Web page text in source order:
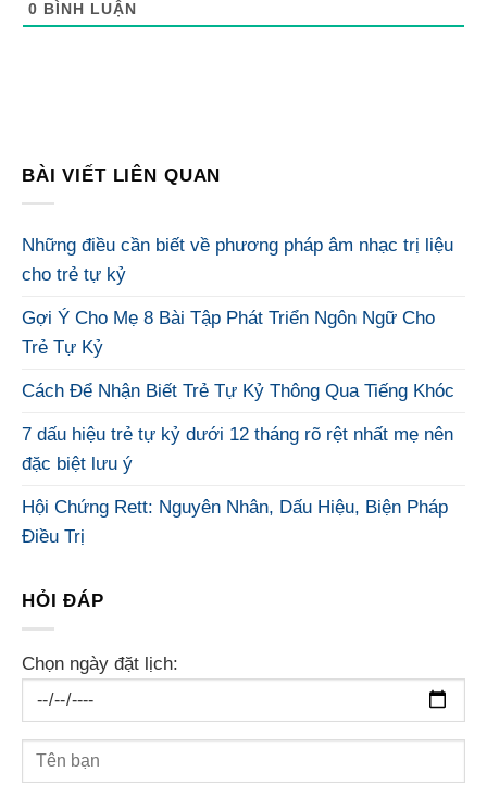
0 BÌNH LUẬN
BÀI VIẾT LIÊN QUAN
Những điều cần biết về phương pháp âm nhạc trị liệu
cho trẻ tự kỷ
Gợi Ý Cho Mẹ 8 Bài Tập Phát Triển Ngôn Ngữ Cho
Trẻ Tự Kỷ
Cách Để Nhận Biết Trẻ Tự Kỷ Thông Qua Tiếng Khóc
7 dấu hiệu trẻ tự kỷ dưới 12 tháng rõ rệt nhất mẹ nên
đặc biệt lưu ý
Hội Chứng Rett: Nguyên Nhân, Dấu Hiệu, Biện Pháp
Điều Trị
HỎI ĐÁP
Chọn ngày đặt lịch: